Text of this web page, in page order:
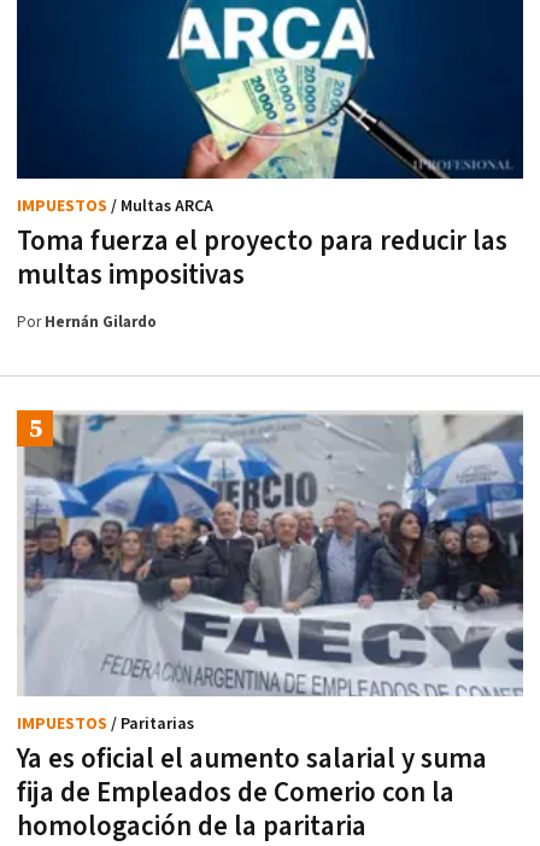
Toma fuerza el proyecto para reducir las
multas impositivas
IMPUESTOS / Multas ARCA
PorHernán Gilardo
Ya es oficial el aumento salarial y suma
fija de Empleados de Comerio con la
homologación de la paritaria
IMPUESTOS / Paritarias